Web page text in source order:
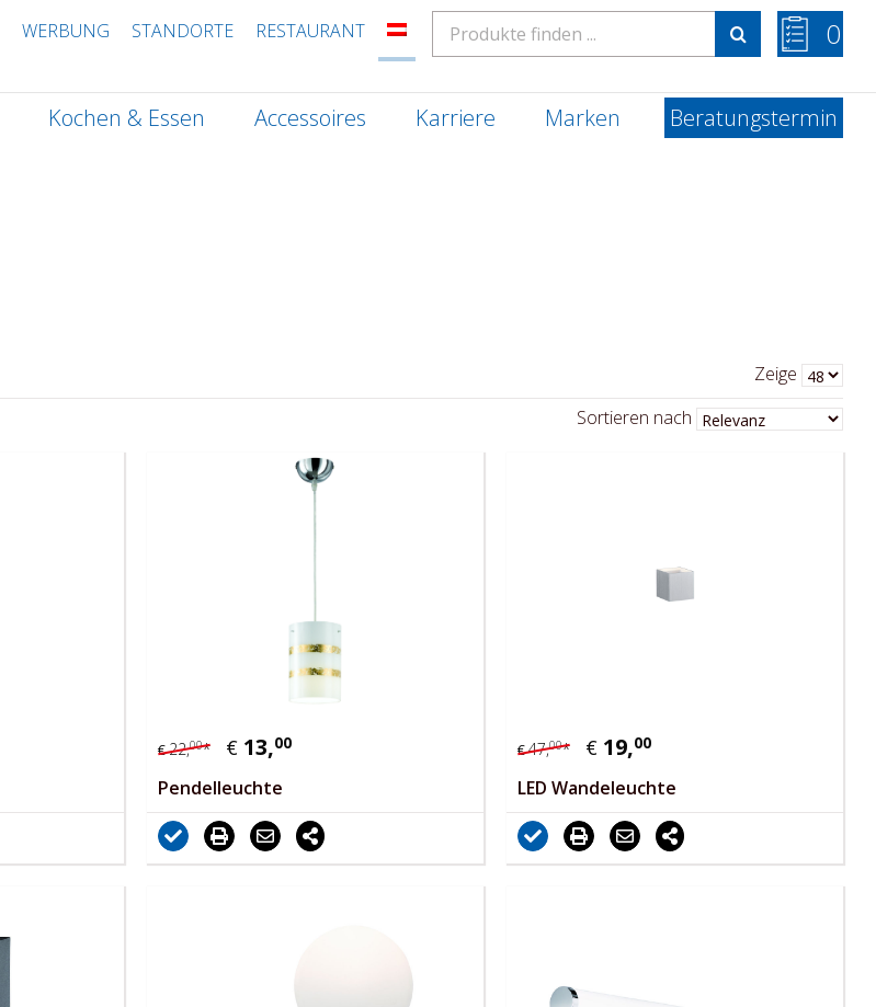
WERBUNG STANDORTE RESTAURANT 0
Search
Kochen & Essen Accessoires Karriere Marken Beratungstermin
Zeige
Sortieren nach
€22,00* € 13,00
Pendelleuchte
€47,00* € 19,00
LED Wandeleuchte